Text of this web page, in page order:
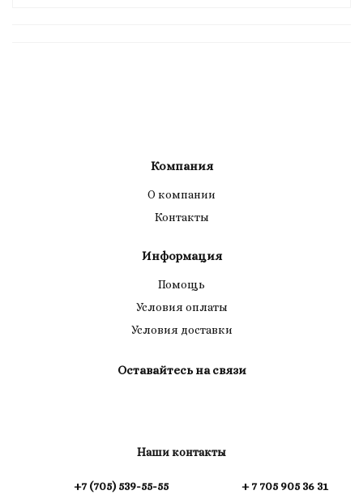
Компания
О компании
Контакты
Информация
Помощь
Условия оплаты
Условия доставки
Оставайтесь на связи
Наши контакты
+7 (705) 539-55-55 + 7 705 905 36 31